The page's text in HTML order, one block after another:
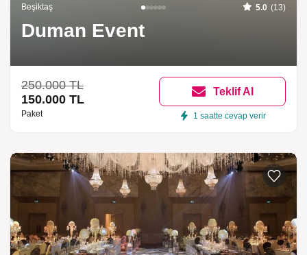
Beşiktaş 5.0 (13)
Duman Event
250.000 TL
150.000 TL
Paket
Teklif Al
1 saatte cevap verir